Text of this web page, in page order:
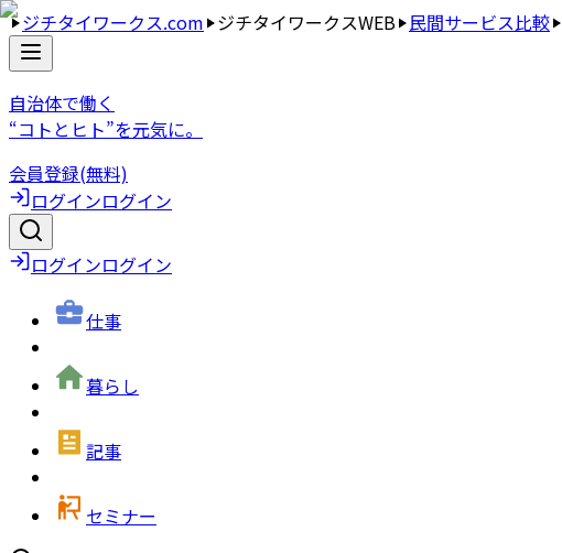
ジチタイワークス.com ジチタイワークスWEB 民間サービス比較
自治体で働く
“コトとヒト”を元気に。
会員登録(無料)
ログインログイン
ログインログイン
仕事
暮らし
記事
セミナー